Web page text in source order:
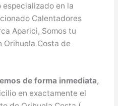
en la
Calentadores
Aparici, Somos tu
Orihuela Costa de
de forma inmediata,
en exactamente el